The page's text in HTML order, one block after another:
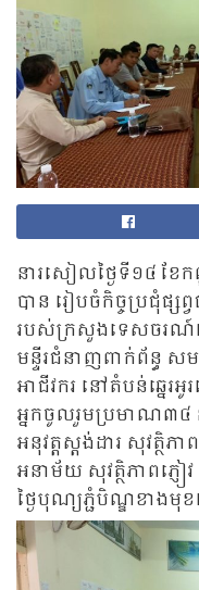
នារសៀលថ្ងៃទី១៤ ខែ
បាន រៀបចំកិច្ចប្រជុំផ្ស
របស់ក្រសួងទេសចរណ៍ដ
មន្ទីរជំនាញពាក់ព័ន្ធ
អាជីវករ នៅតំបន់ឆ្នេរ
អ្នកចូលរួមប្រមាណ៣៤
អនុវត្តស្តង់ដារ សុវត្ថិ
អនាម័យ សុវត្ថិភាពភ្ញៀ
ថ្ងៃបុណ្យភ្ជំបិណ្ឌខាងមុ